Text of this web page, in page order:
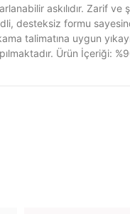
askılıdır. Zarif
desteksiz formu
talimatına uygun
Ürün İçeriği: